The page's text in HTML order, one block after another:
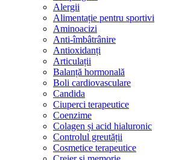
Alergii
Alimentație pentru sportivi
Aminoacizi
Anti-îmbâtrânire
Antioxidanți
Articulații
Balanță hormonală
Boli cardiovasculare
Candida
Ciuperci terapeutice
Coenzime
Colagen și acid hialuronic
Controlul greutății
Cosmetice terapeutice